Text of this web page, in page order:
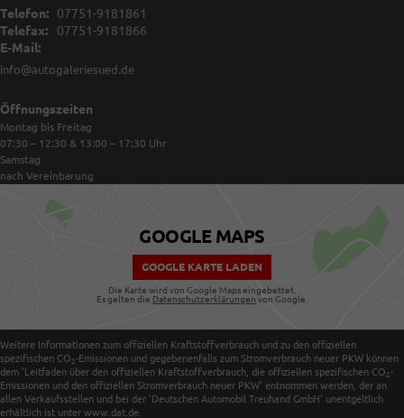
Telefon:
07751-9181861
Telefax:
07751-9181866
E-Mail:
info@autogaleriesued.de
Öffnungszeiten
Montag bis Freitag
07:30 – 12:30 & 13:00 – 17:30 Uhr
Samstag
nach Vereinbarung
GOOGLE MAPS
GOOGLE KARTE LADEN
Die Karte wird von Google Maps eingebettet.
Es gelten die Datenschutzerklärungen von Google.
Weitere Informationen zum offiziellen Kraftstoffverbrauch und zu den offiziellen
spezifischen CO 2-Emissionen und gegebenenfalls zum Stromverbrauch neuer PKW können
dem 'Leitfaden über den offiziellen Kraftstoffverbrauch, die offiziellen spezifischen CO 2-
Emissionen und den offiziellen Stromverbrauch neuer PKW' entnommen werden, der an
allen Verkaufsstellen und bei der 'Deutschen Automobil Treuhand GmbH' unentgeltlich
erhältlich ist unter www.dat.de.